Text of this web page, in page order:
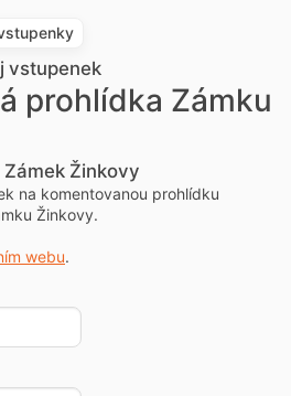
vstupenek
prohlídka Zámku
Žinkovy
na komentovanou prohlídku
Žinkovy.
webu.